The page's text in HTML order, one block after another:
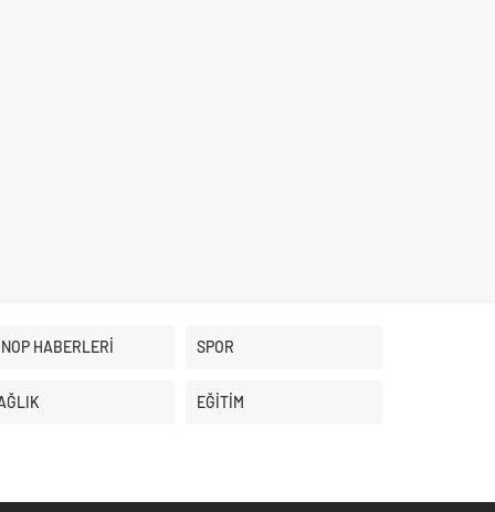
HABERLERİ SPOR
EĞİTİM